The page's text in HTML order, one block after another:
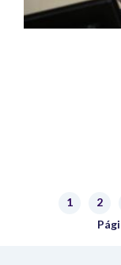
PaginaciónPágina
1 2